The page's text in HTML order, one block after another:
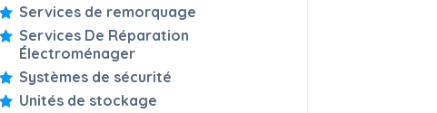
Services de remorquage
Services De Réparation
Électroménager
Systèmes de sécurité
Unités de stockage